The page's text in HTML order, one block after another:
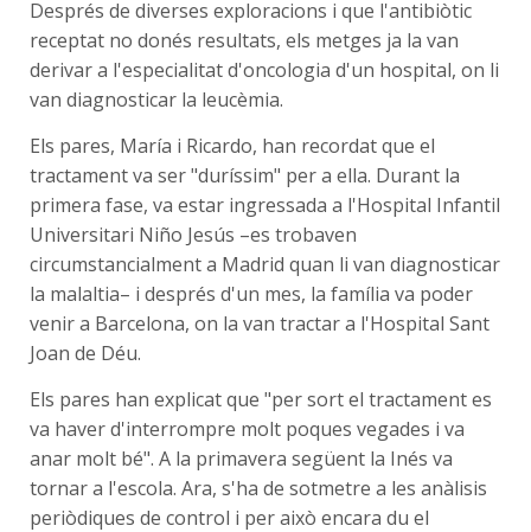
Després de diverses exploracions i que l'antibiòtic
receptat no donés resultats, els metges ja la van
derivar a l'especialitat d'oncologia d'un hospital, on li
van diagnosticar la leucèmia.
Els pares, María i Ricardo, han recordat que el
tractament va ser "duríssim" per a ella. Durant la
primera fase, va estar ingressada a l'Hospital Infantil
Universitari Niño Jesús –es trobaven
circumstancialment a Madrid quan li van diagnosticar
la malaltia– i després d'un mes, la família va poder
venir a Barcelona, on la van tractar a l'Hospital Sant
Joan de Déu.
Els pares han explicat que "per sort el tractament es
va haver d'interrompre molt poques vegades i va
anar molt bé". A la primavera següent la Inés va
tornar a l'escola. Ara, s'ha de sotmetre a les anàlisis
periòdiques de control i per això encara du el